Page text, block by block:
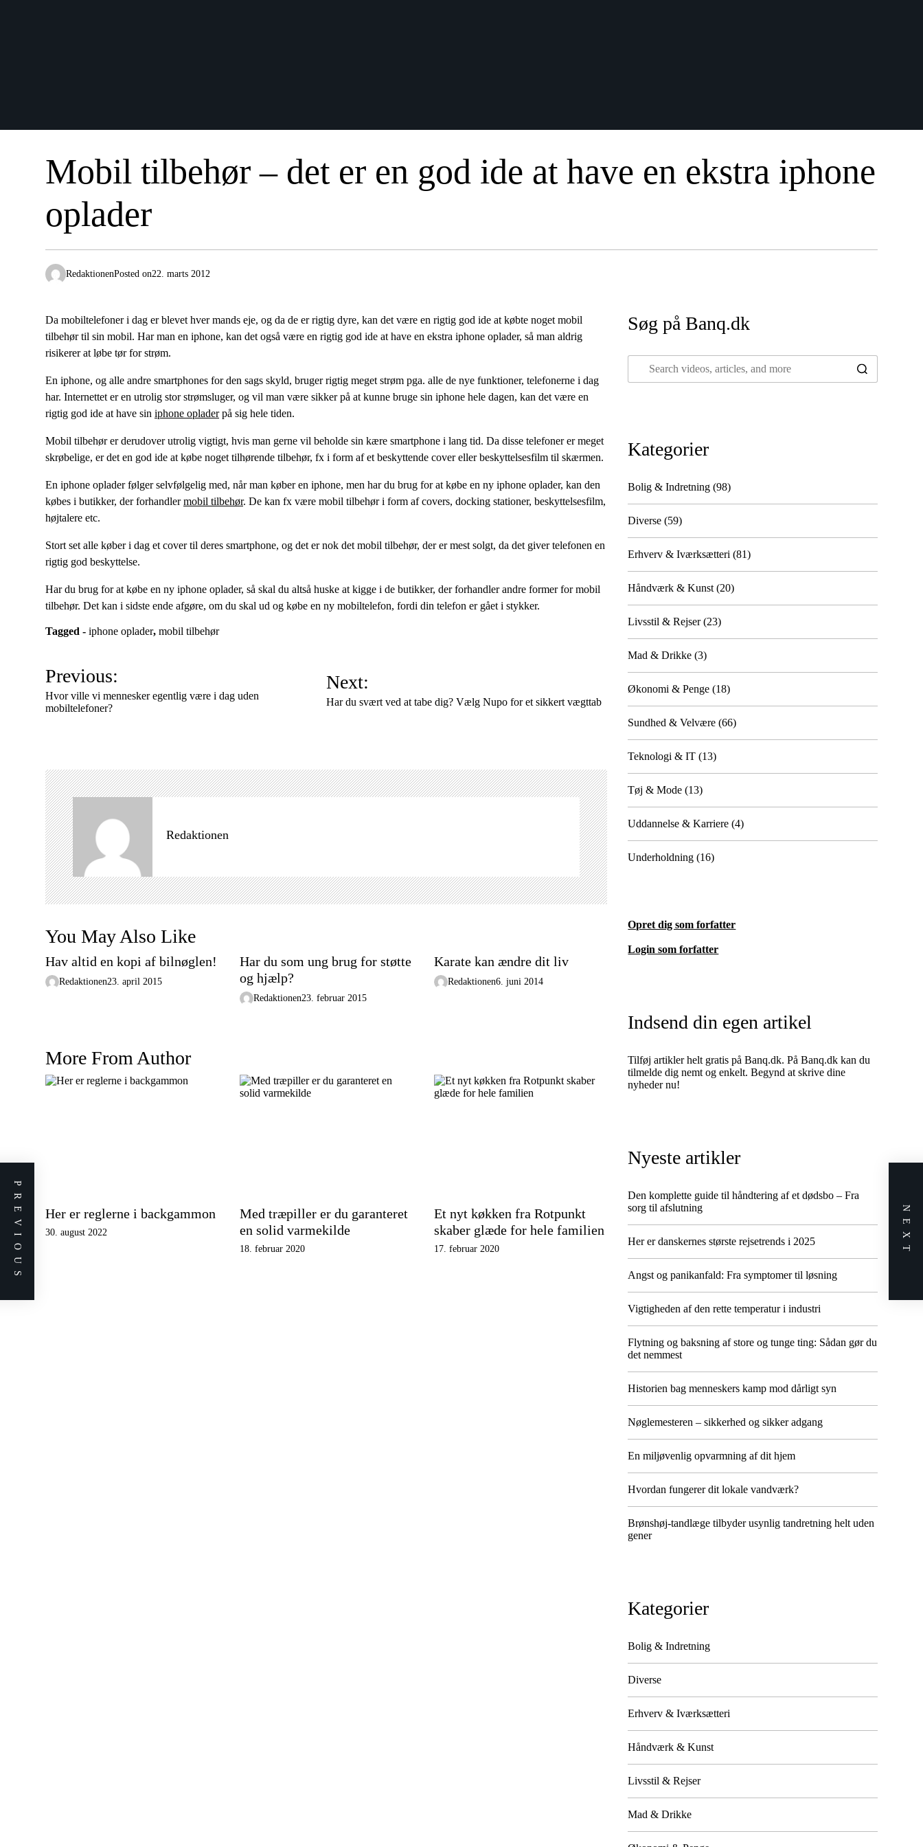
Mobil tilbehør – det er en god ide at have en ekstra iphone
oplader
RedaktionenPosted on22. marts 2012
Da mobiltelefoner i dag er blevet hver mands eje, og da de er rigtig dyre, kan det være en rigtig god ide at købte noget mobil
tilbehør til sin mobil. Har man en iphone, kan det også være en rigtig god ide at have en ekstra iphone oplader, så man aldrig
risikerer at løbe tør for strøm.
En iphone, og alle andre smartphones for den sags skyld, bruger rigtig meget strøm pga. alle de nye funktioner, telefonerne i dag
har. Internettet er en utrolig stor strømsluger, og vil man være sikker på at kunne bruge sin iphone hele dagen, kan det være en
rigtig god ide at have sin iphone opladerpå sig hele tiden.
Mobil tilbehør er derudover utrolig vigtigt, hvis man gerne vil beholde sin kære smartphone i lang tid. Da disse telefoner er meget
skrøbelige, er det en god ide at købe noget tilhørende tilbehør, fx i form af et beskyttende cover eller beskyttelsesfilm til skærmen.
En iphone oplader følger selvfølgelig med, når man køber en iphone, men har du brug for at købe en ny iphone oplader, kan den
købes i butikker, der forhandlermobil tilbehør. De kan fx være mobil tilbehør i form af covers, docking stationer, beskyttelsesfilm,
højtalere etc.
Stort set alle køber i dag et cover til deres smartphone, og det er nok det mobil tilbehør, der er mest solgt, da det giver telefonen en
rigtig god beskyttelse.
Har du brug for at købe en ny iphone oplader, så skal du altså huske at kigge i de butikker, der forhandler andre former for mobil
tilbehør. Det kan i sidste ende afgøre, om du skal ud og købe en ny mobiltelefon, fordi din telefon er gået i stykker.
Tagged - iphone oplader, mobil tilbehør
I
n
d
g
s
n
a
v
i
g
a
i
n
Previous:
Hvor ville vi mennesker egentlig være i dag uden
mobiltelefoner?
Next:
Har du svært ved at tabe dig? Vælg Nupo for et sikkert vægttab
Redaktionen
You May Also Like
Hav altid en kopi af bilnøglen!
Redaktionen23. april 2015
Har du som ung brug for støtte
og hjælp?
Redaktionen23. februar 2015
Karate kan ændre dit liv
Redaktionen6. juni 2014
More From Author
Her er reglerne i backgammon
30. august 2022
Med træpiller er du garanteret
en solid varmekilde
18. februar 2020
Et nyt køkken fra Rotpunkt
skaber glæde for hele familien
17. februar 2020
Søg på Banq.dk
Kategorier
Bolig & Indretning (98)
Diverse (59)
Erhverv & Iværksætteri (81)
Håndværk & Kunst (20)
Livsstil & Rejser(23)
Mad & Drikke (3)
Økonomi & Penge (18)
Sundhed & Velvære (66)
Teknologi & IT (13)
Tøj & Mode (13)
Uddannelse & Karriere (4)
Underholdning (16)
Opret dig som forfatter
Login som forfatter
Indsend din egen artikel
Tilføj artikler helt gratis på Banq.dk. På Banq.dk kan du
tilmelde dig nemt og enkelt. Begynd at skrive dine
nyheder nu!
Nyeste artikler
Den komplette guide til håndtering af et dødsbo – Fra
sorg til afslutning
Her er danskernes største rejsetrends i 2025
Angst og panikanfald: Fra symptomer til løsning
Vigtigheden af den rette temperatur i industri
Flytning og baksning af store og tunge ting: Sådan gør du
det nemmest
Historien bag menneskers kamp mod dårligt syn
Nøglemesteren – sikkerhed og sikker adgang
En miljøvenlig opvarmning af dit hjem
Hvordan fungerer dit lokale vandværk?
Brønshøj-tandlæge tilbyder usynlig tandretning helt uden
gener
Kategorier
Bolig & Indretning
Diverse
Erhverv & Iværksætteri
Håndværk & Kunst
Livsstil & Rejser
Mad & Drikke
PREVIOUS NEXT